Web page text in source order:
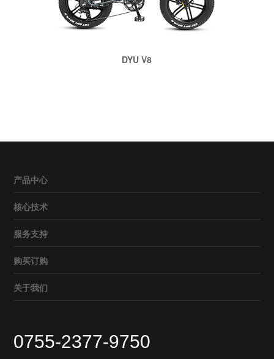
DYU V8
产品中心
核心技术
服务支持
购买订购
关于我们
0755-2377-9750